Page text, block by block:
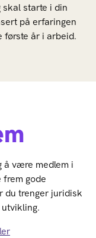
skal starte i din
på erfaringen
første år i arbeid.
å være medlem i
frem gode
du trenger juridisk